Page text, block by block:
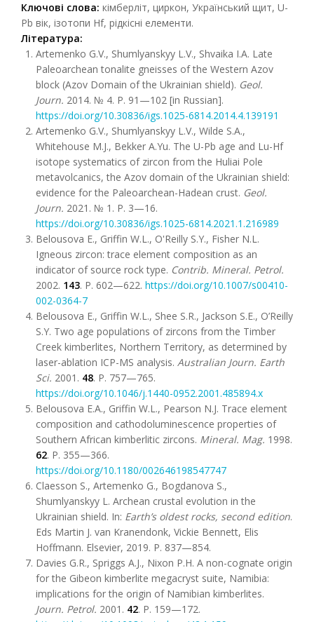
Ключові слова: кімберліт, циркон, Український щит, U-
Pb вік, ізотопи Hf, рідкісні елементи.
Література:
Artemenko G.V., Shumlyanskyy L.V., Shvaika I.A. Late
Paleoarchean tonalite gneisses of the Western Azov
block (Azov Domain of the Ukrainian shield). Geol.
Journ. 2014. № 4. P. 91—102 [in Russian].
https://doi.org/10.30836/igs.1025-6814.2014.4.139191
Artemenko G.V., Shumlyanskyy L.V., Wilde S.A.,
Whitehouse M.J., Bekker A.Yu. The U-Pb age and Lu-Hf
isotope systematics of zircon from the Huliai Pole
metavolcanics, the Azov domain of the Ukrainian shield:
evidence for the Paleoarchean-Hadean crust. Geol.
Journ. 2021. № 1. P. 3—16.
https://doi.org/10.30836/igs.1025-6814.2021.1.216989
Belousova E., Griffin W.L., O'Reilly S.Y., Fisher N.L.
Igneous zircon: trace element composition as an
indicator of source rock type. Contrib. Mineral. Petrol.
2002. 143. P. 602—622. https://doi.org/10.1007/s00410-
002-0364-7
Belousova E., Griffin W.L., Shee S.R., Jackson S.E., O’Reilly
S.Y. Two age populations of zircons from the Timber
Creek kimberlites, Northern Territory, as determined by
laser-ablation ICP-MS analysis. Australian Journ. Earth
Sci. 2001. 48. P. 757—765.
https://doi.org/10.1046/j.1440-0952.2001.485894.x
Belousova E.A., Griffin W.L., Pearson N.J. Trace element
composition and cathodoluminescence properties of
Southern African kimberlitic zircons. Mineral. Mag. 1998.
62. P. 355—366.
https://doi.org/10.1180/002646198547747
Claesson S., Artemenko G., Bogdanova S.,
Shumlyanskyy L. Archean crustal evolution in the
Ukrainian shield. In: Earth’s oldest rocks, second edition.
Eds Martin J. van Kranendonk, Vickie Bennett, Elis
Hoffmann. Elsevier, 2019. P. 837—854.
Davies G.R., Spriggs A.J., Nixon P.H. A non-cognate origin
for the Gibeon kimberlite megacryst suite, Namibia:
implications for the origin of Namibian kimberlites.
Journ. Petrol. 2001. 42. P. 159—172.